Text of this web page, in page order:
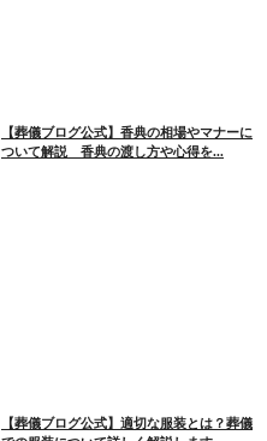
【葬儀ブログ公式】香典の相場やマナーに
ついて解説 香典の渡し方や心得を...
【葬儀ブログ公式】適切な服装とは？葬儀